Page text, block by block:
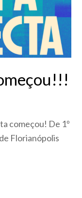
começou! De 1º
Florianópolis